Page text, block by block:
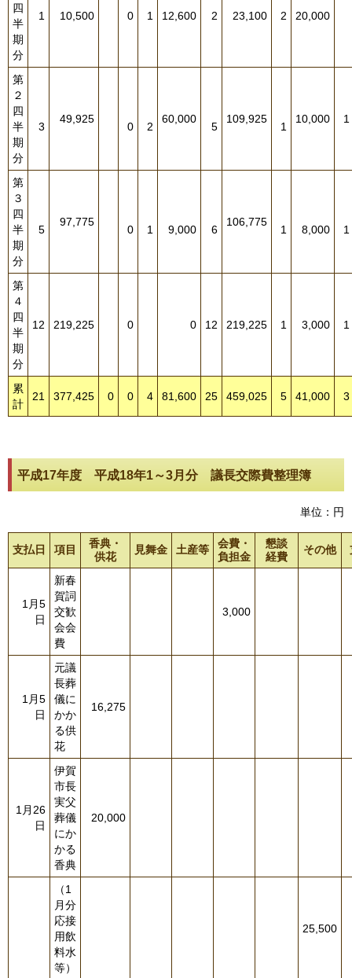
四
半
期
分
1 10,500 0 1 12,600 2 23,100 2 20,000
第
２
四
半
期
分
3
49,925
0 2
60,000
5
109,925
1
10,000 1
第
３
四
半
期
分
5
97,775
0 1 9,000 6
106,775
1 8,000 1
第
４
四
半
期
分
12 219,225 0 0 12 219,225 1 3,000 1
累
計
21 377,425 0 0 4 81,600 25 459,025 5 41,000 3
平成17年度 平成18年1～3月分 議長交際費整理簿
単位：円
支払日 項目
香典・
供花
見舞金 土産等
会費・
負担金
懇談
経費
その他
1月5
日
新春
賀詞
交歓
会会
費
3,000
1月5
日
元議
長葬
儀に
かか
る供
花
16,275
1月26
日
伊賀
市長
実父
葬儀
にか
かる
香典
20,000
（1
月分
応接
用飲
料水
等）
25,500